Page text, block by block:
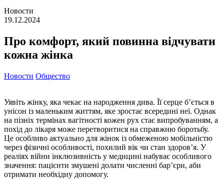
Новости
19.12.2024
Про комфорт, який повинна відчувати
кожна жінка
Новости Общество
Уявіть жінку, яка чекає на народження дива. Її серце б’ється в
унісон із маленьким життям, яке зростає всередині неї. Однак
на пізніх термінах вагітності кожен рух стає випробуванням, а
похід до лікаря може перетворитися на справжню боротьбу.
Це особливо актуально для жінок із обмеженою мобільністю
через фізичні особливості, похилий вік чи стан здоров’я. У
реаліях війни інклюзивність у медицині набуває особливого
значення: пацієнти змушені долати численні бар’єри, аби
отримати необхідну допомогу.